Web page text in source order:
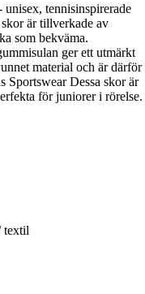
tennisinspirerade
är tillverkade av
som bekväma.
ger ett utmärkt
material och är därför
Sportswear Dessa skor är
för juniorer i rörelse.
textil